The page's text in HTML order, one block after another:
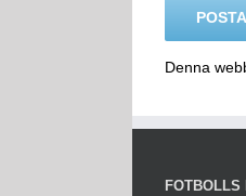
Denna
FOTBOLLS